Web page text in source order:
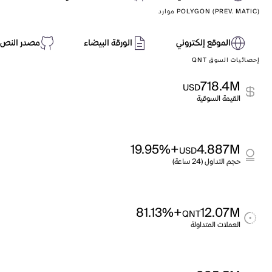
POLYGON (PREV. MATIC) موارد
الموقع إلكتروني الورقة البيضاء مصدر النص
إحصائيات السوق QNT
718.4M
USD
القيمة السوقية
4.887M
USD
+19.95%
حجم التداول (24 ساعة)
12.07M
QNT
+81.13%
العملات المتداولة